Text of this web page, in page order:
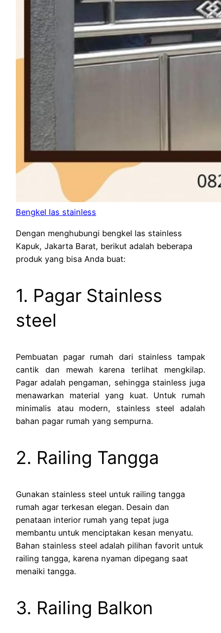
Bengkel las stainless
Dengan menghubungi bengkel las stainless
Kapuk, Jakarta Barat, berikut adalah beberapa
produk yang bisa Anda buat:
1. Pagar Stainless
steel
Pembuatan pagar rumah dari stainless tampak
cantik dan mewah karena terlihat mengkilap.
Pagar adalah pengaman, sehingga stainless juga
menawarkan material yang kuat. Untuk rumah
minimalis atau modern, stainless steel adalah
bahan pagar rumah yang sempurna.
2. Railing Tangga
Gunakan stainless steel untuk railing tangga
rumah agar terkesan elegan. Desain dan
penataan interior rumah yang tepat juga
membantu untuk menciptakan kesan menyatu.
Bahan stainless steel adalah pilihan favorit untuk
railing tangga, karena nyaman dipegang saat
menaiki tangga.
3. Railing Balkon